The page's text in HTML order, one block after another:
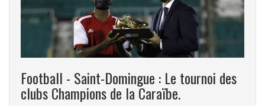
Football - Saint-Domingue : Le tournoi des
clubs Champions de la Caraïbe.